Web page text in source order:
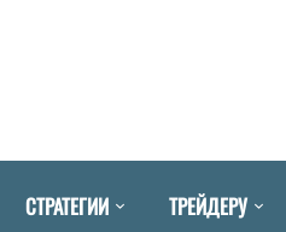
СТРАТЕГИИ ТРЕЙДЕРУ